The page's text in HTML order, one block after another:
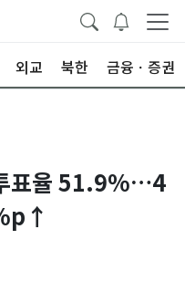
외교 북한 금융ㆍ증권
표율 51.9%…4